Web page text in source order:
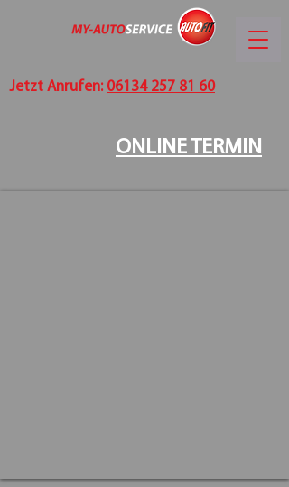
ONLINE TERMIN
Jetzt Anrufen: 06134 257 81 60